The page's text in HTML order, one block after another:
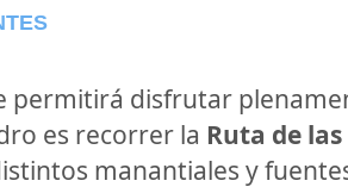
permitirá disfrutar
es recorrer la Ruta de
manantiales y